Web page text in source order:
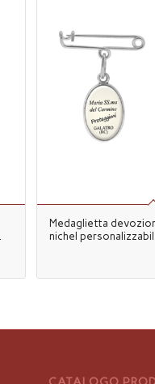
Medaglietta
nichel